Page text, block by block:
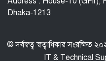
Dhaka-1213
© সর্বস্বত্ব স্বত্বাধিকার সংরক্ষিত
IT & Technical